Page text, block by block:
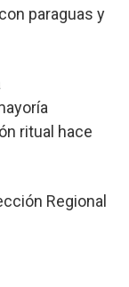
paraguas y
ritual hace
Regional